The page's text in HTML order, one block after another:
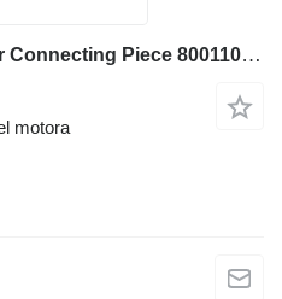
Connecting Piece Liebherr Connecting Piece 8001100 na rýpadla Liebherr LH60 C/LH60 CHR/LH60 M/LH60 MHR/LH60 MT/LH80 C/LH80 M/LH80 MHR/R946/R950/R956/R960/D936
motora